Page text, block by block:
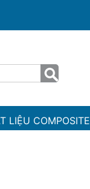
LIỆU COMPOSITE